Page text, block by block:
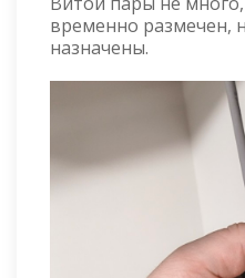
временно размечен,
назначены.